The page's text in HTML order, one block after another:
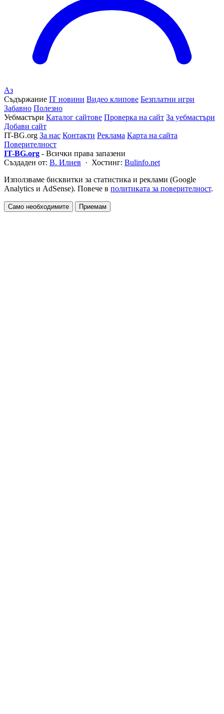
Аз
Съдържание IT новини Видео клипове Безплатни игри
Забавно Полезно
Уебмастъри Каталог сайтове Проверка на сайт За уебмастъри
Добави сайт
IT-BG.org За нас Контакти Реклама Карта на сайта
Поверителност
IT-BG.org - Всички права запазени
Създаден от: В. Илиев · Хостинг: Bulinfo.net
Използваме бисквитки за статистика и реклами (Google
Analytics и AdSense). Повече в политиката за поверителност.
Само необходимите Приемам